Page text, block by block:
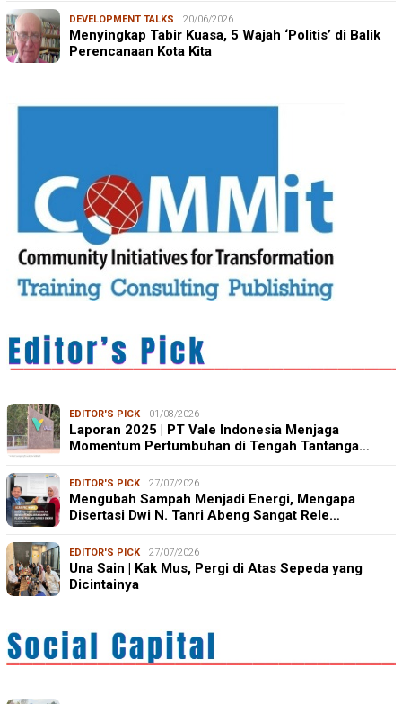
DEVELOPMENT TALKS 20/06/2026
Menyingkap Tabir Kuasa, 5 Wajah ‘Politis’ di Balik
Perencanaan Kota Kita
EDITOR'S PICK 01/08/2026
Laporan 2025 | PT Vale Indonesia Menjaga
Momentum Pertumbuhan di Tengah Tantanga…
EDITOR'S PICK 27/07/2026
Mengubah Sampah Menjadi Energi, Mengapa
Disertasi Dwi N. Tanri Abeng Sangat Rele…
EDITOR'S PICK 27/07/2026
Una Sain | Kak Mus, Pergi di Atas Sepeda yang
Dicintainya